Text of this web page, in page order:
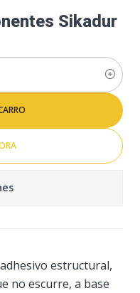
Sikadur
estructural,
no escurre, a base